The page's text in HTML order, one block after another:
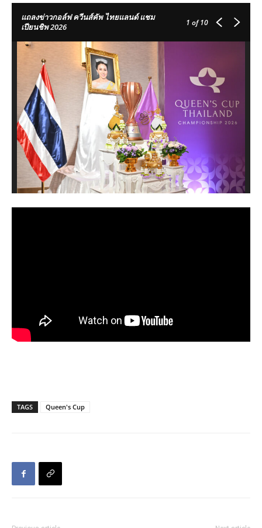
แถลงข่าวกอล์ฟ ควีนส์คัพ ไทยแลนด์ แชม
เปียนชิพ 2026
1 of 10
TAGS Queen's Cup